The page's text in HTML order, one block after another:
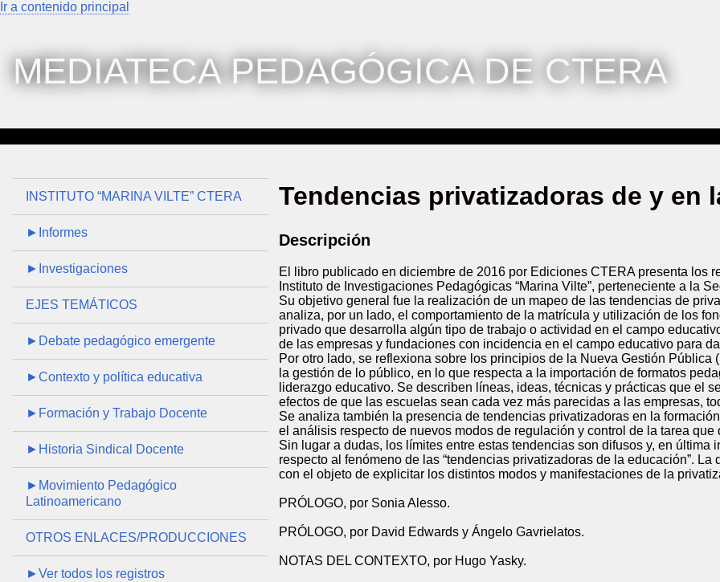
Ir a contenido principal
MEDIATECA PEDAGÓGICA DE CTERA
INSTITUTO “MARINA VILTE” CTERA
►Informes
►Investigaciones
EJES TEMÁTICOS
►Debate pedagógico emergente
►Contexto y política educativa
►Formación y Trabajo Docente
►Historia Sindical Docente
►Movimiento Pedagógico
Latinoamericano
OTROS ENLACES/PRODUCCIONES
►Ver todos los registros
Tendencias privatizadoras de y en
Descripción
El libro publicado en diciembre de 2016 por Ediciones CTERA presenta los
Instituto de Investigaciones Pedagógicas “Marina Vilte”, perteneciente a la
Su objetivo general fue la realización de un mapeo de las tendencias de
analiza, por un lado, el comportamiento de la matrícula y utilización de los
privado que desarrolla algún tipo de trabajo o actividad en el campo
de las empresas y fundaciones con incidencia en el campo educativo para
Por otro lado, se reflexiona sobre los principios de la Nueva Gestión
la gestión de lo público, en lo que respecta a la importación de formatos
liderazgo educativo. Se describen líneas, ideas, técnicas y prácticas que el
efectos de que las escuelas sean cada vez más parecidas a las empresas,
Se analiza también la presencia de tendencias privatizadoras en la
el análisis respecto de nuevos modos de regulación y control de la tarea
Sin lugar a dudas, los límites entre estas tendencias son difusos y, en
respecto al fenómeno de las “tendencias privatizadoras de la educación”.
con el objeto de explicitar los distintos modos y manifestaciones de la
PRÓLOGO, por Sonia Alesso.
PRÓLOGO, por David Edwards y Ángelo Gavrielatos.
NOTAS DEL CONTEXTO, por Hugo Yasky.